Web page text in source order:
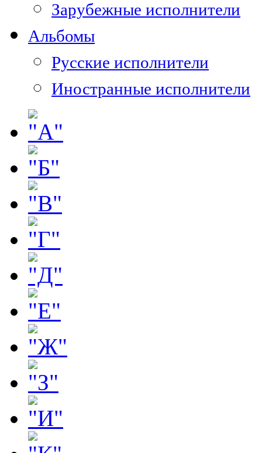
Зарубежные исполнители
Альбомы
Русские исполнители
Иностранные исполнители